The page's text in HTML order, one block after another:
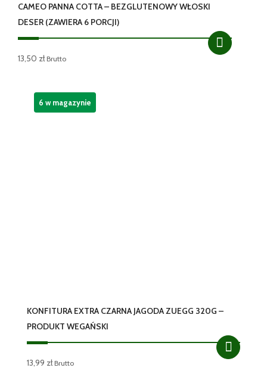
CAMEO PANNA COTTA – BEZGLUTENOWY WŁOSKI
DESER (ZAWIERA 6 PORCJI)
13,50 zł Brutto
KONFITURA EXTRA CZARNA JAGODA ZUEGG 320G –
PRODUKT WEGAŃSKI
13,99 zł Brutto
6 w magazynie